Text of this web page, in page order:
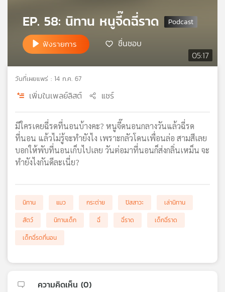
ไทย
เอส
แผนที่
วิทยุ
เครือ
ข่าย
05:17
EP. 58: นิทาน หนูจี๊ดฉี่ราด
ฟังรายการ ชื่นชอบ
วันที่เผยแพร่ : 14 ก.ค. 67
เพิ่มในเพลย์ลิสต์ แชร์
มีใครเคยฉี่รดที่นอนบ้างคะ? หนูจี๊ดนอนกลางวันแล้วฉี่รด
ที่นอน แล้วไม่รู้จะทำยังไง เพราะกลัวโดนเพื่อนล่อ สามสีเลย
บอกให้พับที่นอนเก็บไปเลย วันต่อมาที่นอนก็ส่งกลิ่นเหม็น จะ
ทำยังไงกันดีละเนี่ย?
นิทาน แมว กระต่าย ปัสสาวะ
เล่านิทาน
สัตว์
นิทานเด็ก ฉี่ ฉี่ราด
เด็กฉี่ราด
เด็กฉี่รดที่นอน
ความคิดเห็น (0)